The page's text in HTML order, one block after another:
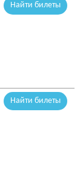
Найти билеты
Найти билеты